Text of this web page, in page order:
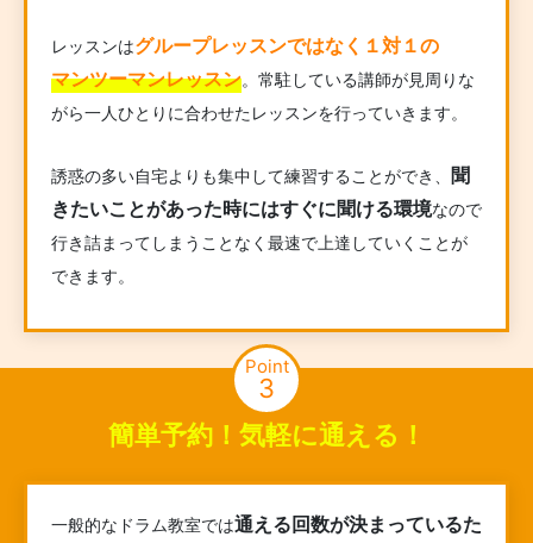
レッスンはグループレッスンではなく１対１の
マンツーマンレッスン。常駐している講師が見周りな
がら一人ひとりに合わせたレッスンを行っていきます。
誘惑の多い自宅よりも集中して練習することができ、 聞
きたいことがあった時にはすぐに聞ける環境なので
行き詰まってしまうことなく最速で上達していくことが
できます。
Point
3
簡単予約！気軽に通える！
一般的なドラム教室では通える回数が決まっているた